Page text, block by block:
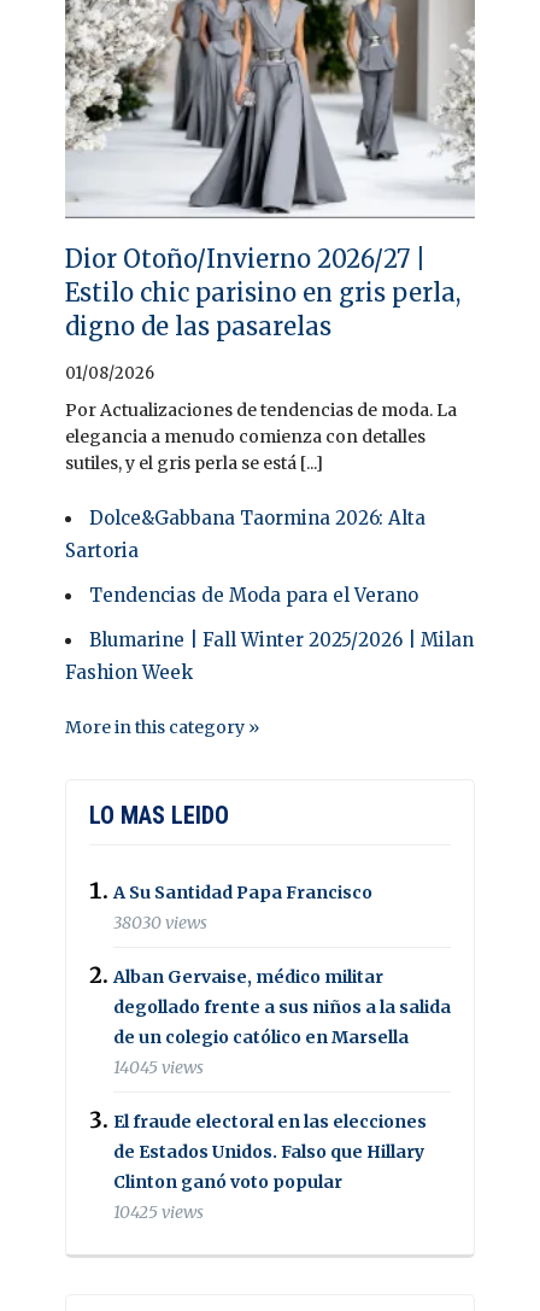
Dior Otoño/Invierno 2026/27 |
Estilo chic parisino en gris perla,
digno de las pasarelas
01/08/2026
Por Actualizaciones de tendencias de moda. La
elegancia a menudo comienza con detalles
sutiles, y el gris perla se está [...]
Dolce&Gabbana Taormina 2026: Alta
Sartoria
Tendencias de Moda para el Verano
Blumarine | Fall Winter 2025/2026 | Milan
Fashion Week
More in this category »
LO MAS LEIDO
A Su Santidad Papa Francisco
38030 views
Alban Gervaise, médico militar
degollado frente a sus niños a la salida
de un colegio católico en Marsella
14045 views
El fraude electoral en las elecciones
de Estados Unidos. Falso que Hillary
Clinton ganó voto popular
10425 views